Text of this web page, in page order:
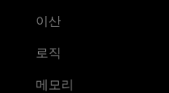
이산
로직
메모리